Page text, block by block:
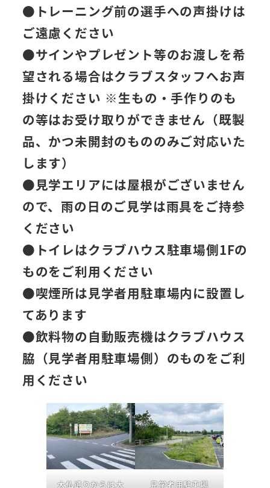
● トレーニング前の選手への声掛けは
ご遠慮ください
●サインやプレゼント等のお渡しを希
望される場合はクラブスタッフへお声
掛けください ※生もの・手作りのも
の等はお受け取りができません（既製
品、かつ未開封のもののみご対応いた
します）
●見学エリアには屋根がございません
ので、雨の日のご見学は雨具をご持参
ください
●トイレはクラブハウス駐車場側1Fの
ものをご利用ください
●喫煙所は見学者用駐車場内に設置し
てあります
●飲料物の自動販売機はクラブハウス
脇（見学者用駐車場側）のものをご利
用ください
大仏通りからは大
見学者用駐車場